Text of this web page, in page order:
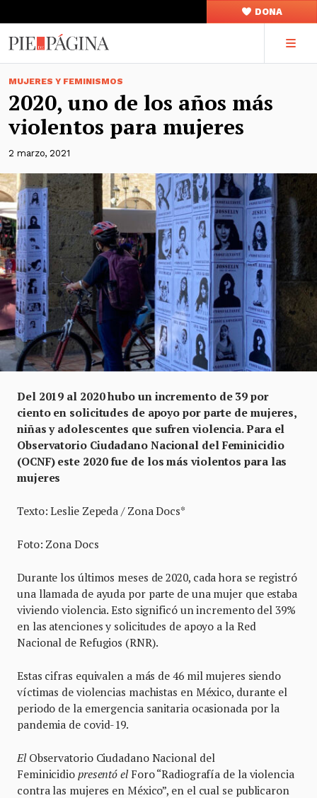
DONA
MUJERES Y FEMINISMOS
2020, uno de los años más
violentos para mujeres
2 marzo, 2021
Del 2019 al 2020 hubo un incremento de 39 por
ciento en solicitudes de apoyo por parte de mujeres,
niñas y adolescentes que sufren violencia. Para el
Observatorio Ciudadano Nacional del Feminicidio
(OCNF) este 2020 fue de los más violentos para las
mujeres
Texto: Leslie Zepeda / Zona Docs*
Foto: Zona Docs
Durante los últimos meses de 2020, cada hora se registró
una llamada de ayuda por parte de una mujer que estaba
viviendo violencia. Esto significó un incremento del 39%
en las atenciones y solicitudes de apoyo a la Red
Nacional de Refugios (RNR).
Estas cifras equivalen a más de 46 mil mujeres siendo
víctimas de violencias machistas en México, durante el
periodo de la emergencia sanitaria ocasionada por la
pandemia de covid-19.
El Observatorio Ciudadano Nacional del
Feminicidiopresentó elForo “Radiografía de la violencia
contra las mujeres en México”, en el cual se publicaron